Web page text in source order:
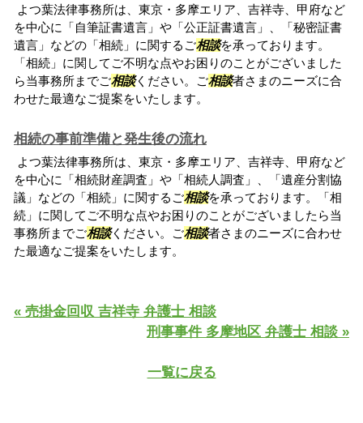
よつ葉法律事務所は、東京・多摩エリア、吉祥寺、甲府など
を中心に「自筆証書遺言」や「公正証書遺言」、「秘密証書
遺言」などの「相続」に関するご相談を承っております。
「相続」に関してご不明な点やお困りのことがございました
ら当事務所までご相談ください。ご相談者さまのニーズに合
わせた最適なご提案をいたします。
相続の事前準備と発生後の流れ
よつ葉法律事務所は、東京・多摩エリア、吉祥寺、甲府など
を中心に「相続財産調査」や「相続人調査」、「遺産分割協
議」などの「相続」に関するご相談を承っております。「相
続」に関してご不明な点やお困りのことがございましたら当
事務所までご相談ください。ご相談者さまのニーズに合わせ
た最適なご提案をいたします。
« 売掛金回収 吉祥寺 弁護士 相談
刑事事件 多摩地区 弁護士 相談 »
一覧に戻る